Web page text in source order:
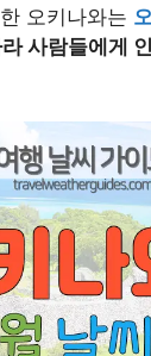
오키나와는
사람들에게